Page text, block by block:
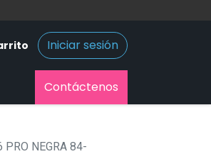
Iniciar sesión
Contáctenos
PRO NEGRA 84-